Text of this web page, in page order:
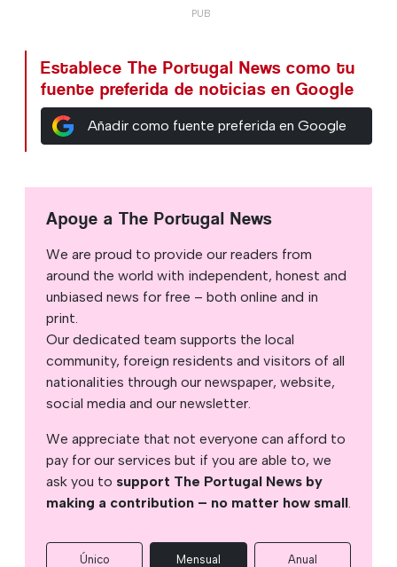
Establece The Portugal News como tu
fuente preferida de noticias en Google
Añadir como fuente preferida en Google
Apoye a The Portugal News
We are proud to provide our readers from
around the world with independent, honest and
unbiased news for free – both online and in
print.
Our dedicated team supports the local
community, foreign residents and visitors of all
nationalities through our newspaper, website,
social media and our newsletter.
We appreciate that not everyone can afford to
pay for our services but if you are able to, we
ask you to support The Portugal News by
making a contribution – no matter how small.
Único Mensual Anual